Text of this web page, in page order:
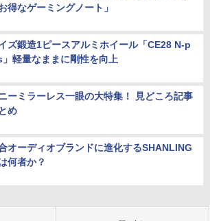
お得なゲーミングノート」
ズ鍛造1ピースアルミホイール「CE28 N-p
軽量なままに剛性を向上
ーミラーレス一眼の大特集！ 見どころ記事
め
オーディオブランドに進化するSHANLING
何者か？